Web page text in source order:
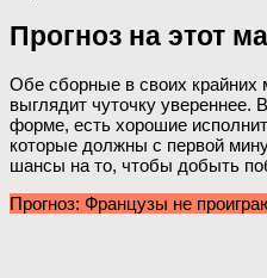
Прогноз на этот
Обе сборные в своих крайних
выглядит чуточку увереннее.
форме, есть хорошие
которые должны с первой
шансы на то, чтобы добыть
Прогноз: Французы не